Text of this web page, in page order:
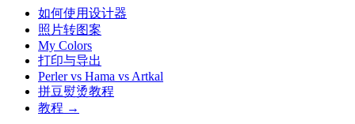
如何使用设计器
照片转图案
My Colors
打印与导出
Perler vs Hama vs Artkal
拼豆熨烫教程
教程 →